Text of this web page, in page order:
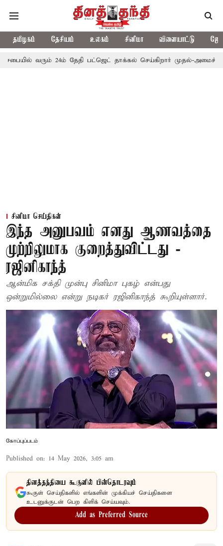
தமிழகம் தேசியம் உலகம் சினிமா விளையாட்டு
வரும் 24ம் தேதி பட்ஜெட் தாக்கல் செய்கிறார் முதல்-அமைச்சர் ரங்கசாமி
சினிமா செய்திகள்
இந்த அனுபவம் எனது ஆணவத்தை
முற்றிலுமாக குறைத்துவிட்டது -
ரஜினிகாந்த்
ஆன்மிக சக்தி முன்பு சினிமா புகழ் என்பது
ஒன்றுமில்லை என்று நடிகர் ரஜினிகாந்த் கூறியுள்ளார்.
கோப்புப்படம்
Published on: 14 May 2026, 3:05 am
தினத்தந்தியை கூகுளில் பின்தொடரவும்
கூகுள் செய்திகளில் எங்களின் முக்கியச் செய்திகளை
உடனுக்குடன் பெற கிளிக் செய்யவும்.
Add as Preferred Source